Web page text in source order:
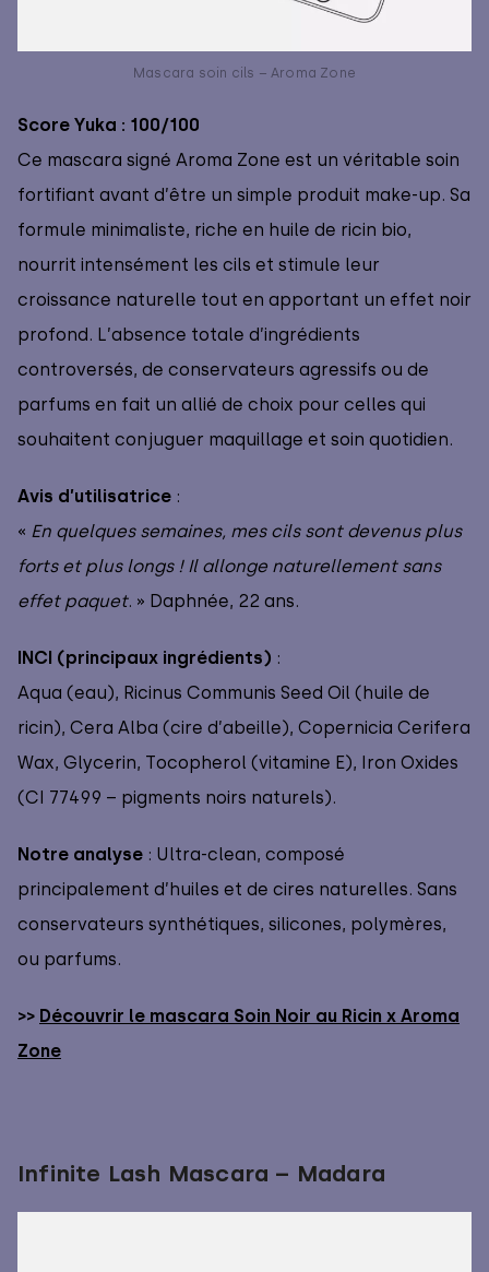
Mascara soin cils – Aroma Zone
Score Yuka : 100/100
Ce mascara signé Aroma Zone est un véritable soin
fortifiant avant d’être un simple produit make-up. Sa
formule minimaliste, riche en huile de ricin bio,
nourrit intensément les cils et stimule leur
croissance naturelle tout en apportant un effet noir
profond. L’absence totale d’ingrédients
controversés, de conservateurs agressifs ou de
parfums en fait un allié de choix pour celles qui
souhaitent conjuguer maquillage et soin quotidien.
Avis d’utilisatrice :
« En quelques semaines, mes cils sont devenus plus
forts et plus longs ! Il allonge naturellement sans
effet paquet. » Daphnée, 22 ans.
INCI (principaux ingrédients) :
Aqua (eau), Ricinus Communis Seed Oil (huile de
ricin), Cera Alba (cire d’abeille), Copernicia Cerifera
Wax, Glycerin, Tocopherol (vitamine E), Iron Oxides
(CI 77499 – pigments noirs naturels).
Notre analyse : Ultra-clean, composé
principalement d’huiles et de cires naturelles. Sans
conservateurs synthétiques, silicones, polymères,
ou parfums.
>> Découvrir le mascara Soin Noir au Ricin x Aroma
Zone
Infinite Lash Mascara – Madara